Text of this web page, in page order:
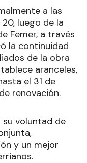
a las
luego de la
Femer, a través
la continuidad
de la obra
aranceles,
el 31 de
renovación.
voluntad de
y un mejor